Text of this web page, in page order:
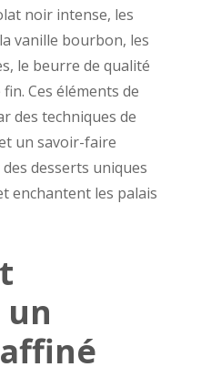
noir intense, les
vanille bourbon, les
le beurre de qualité
Ces éléments de
des techniques de
un savoir-faire
desserts uniques
enchantent les palais